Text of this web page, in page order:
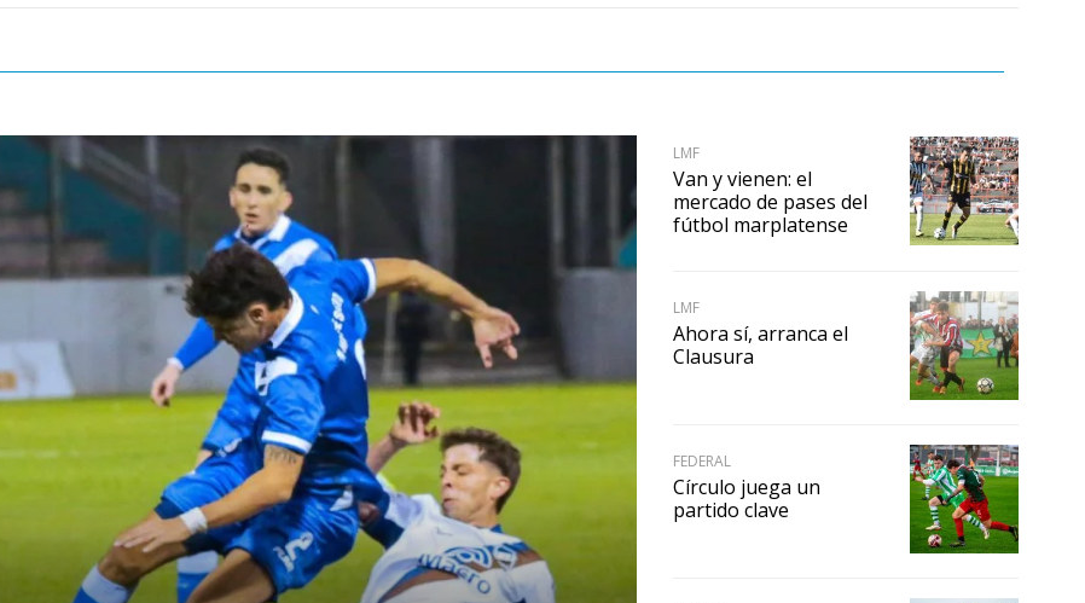
LMF
Van y vienen: el
mercado de pases del
fútbol marplatense
LMF
Ahora sí, arranca el
Clausura
FEDERAL
Círculo juega un
partido clave